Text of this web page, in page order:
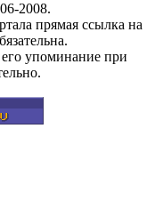
2008.
прямая ссылка на
его упоминание при